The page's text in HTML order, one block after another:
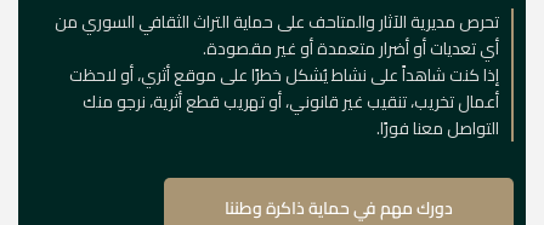
تحرص مديرية الآثار والمتاحف على حماية التراث الثقافي السوري من
أي تعديات أو أضرار متعمدة أو غير مقصودة.
إذا كنت شاهداً على نشاط يُشكل خطرًا على موقع أثري، أو لاحظت
أعمال تخريب، تنقيب غير قانوني، أو تهريب قطع أثرية، نرجو منك
التواصل معنا فورًا.
دورك مهم في حماية ذاكرة وطننا